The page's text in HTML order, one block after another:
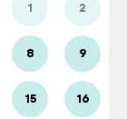
1 2
8 9
15 16